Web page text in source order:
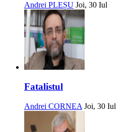
Andrei PLEȘU Joi, 30 Iul
Fatalistul
Andrei CORNEA Joi, 30 Iul